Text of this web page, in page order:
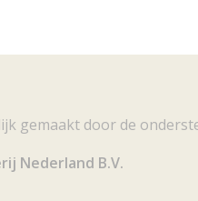
gemaakt door de
Nederland B.V.